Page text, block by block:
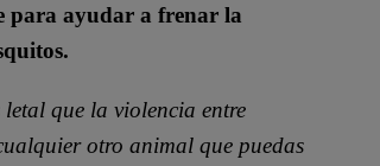
para ayudar a frenar la
que la violencia entre
otro animal que puedas